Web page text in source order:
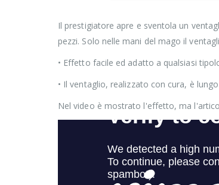
Il prestigiatore apre e sventola un
pezzi. Solo nelle mani del mago il
• Effetto facile ed adatto a qualsiasi
• Il ventaglio, realizzato con cura, è
Nel video è mostrato l'effetto, ma